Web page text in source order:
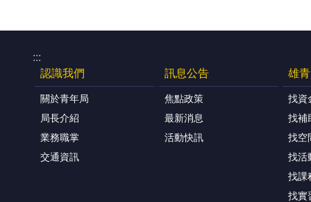
:::
認識我們
關於青年局
局長介紹
業務職掌
交通資訊
訊息公告
焦點政策
最新消息
活動快訊
雄
找資
找補
找空
找活
找課
找實